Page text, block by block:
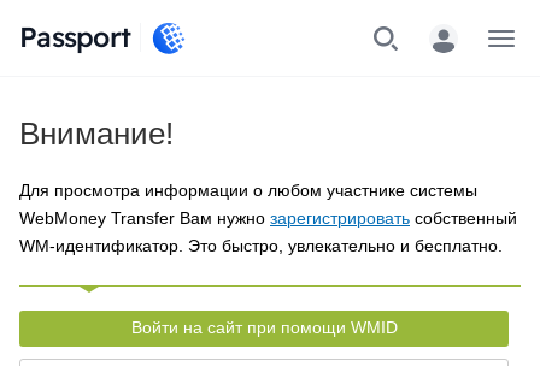
Passport
Внимание!
Для просмотра информации о любом участнике системы
WebMoney Transfer Вам нужно зарегистрировать собственный
WM-идентификатор. Это быстро, увлекательно и бесплатно.
Войти на сайт при помощи WMID